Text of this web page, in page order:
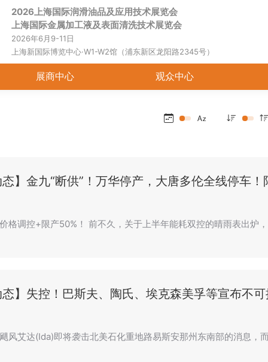
2026上海国际润滑油品及应用技术展览会
上海国际金属加工液及表面清洗技术展览会
2026年6月9-11日
上海新国际博览中心·W1-W2馆（浦东新区龙阳路2345号）
展商中心 观众中心
】金九“断供”！万华停产，大唐多伦全线停车
格调控+限产50%！ 前不久，关于上半年能耗双控的晴雨表出炉
】失控！巴斯夫、陶氏、埃克森美孚等宣布不
风艾达(Ida)即将袭击北美石化重地路易斯安那州东南部的消息，
首页 关于展会 展商中心